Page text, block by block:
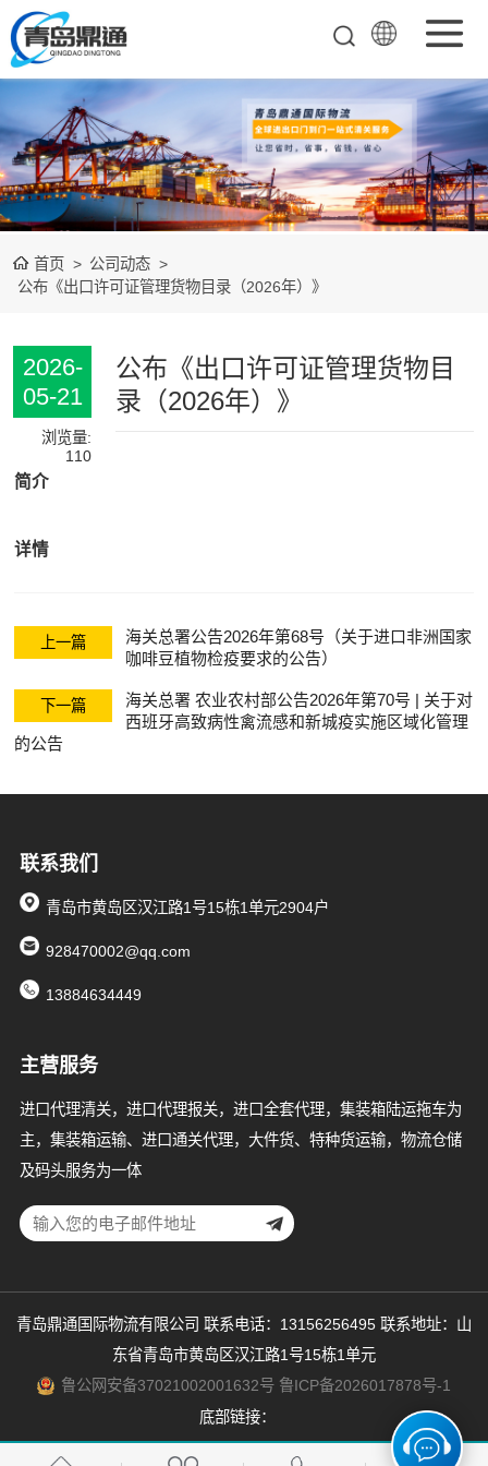
首页 > 公司动态 >
公布《出口许可证管理货物目录（2026年）》
2026-
05-21
浏览量:
110
公布《出口许可证管理货物目
录（2026年）》
简介
详情
上一篇
海关总署公告2026年第68号（关于进口非洲国家
咖啡豆植物检疫要求的公告）
下一篇
海关总署 农业农村部公告2026年第70号 | 关于对
西班牙高致病性禽流感和新城疫实施区域化管理
的公告
联系我们
青岛市黄岛区汉江路1号15栋1单元2904户
928470002@qq.com
13884634449
主营服务
进口代理清关，进口代理报关，进口全套代理，集装箱陆运拖车为
主，集装箱运输、进口通关代理，大件货、特种货运输，物流仓储
及码头服务为一体
青岛鼎通国际物流有限公司 联系电话：13156256495 联系地址：山
东省青岛市黄岛区汉江路1号15栋1单元
鲁公网安备37021002001632号 鲁ICP备2026017878号-1
底部链接：
矿产品进口报关
清关
农副产品进口报
关清关
水产冻品进口报
关
化妆品进口报关
食品进口报关
其他杂项进口报
关清关